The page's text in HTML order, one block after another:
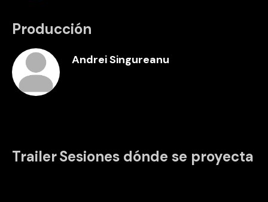
Producción
Andrei Singureanu
TrailerSesiones dónde se proyecta